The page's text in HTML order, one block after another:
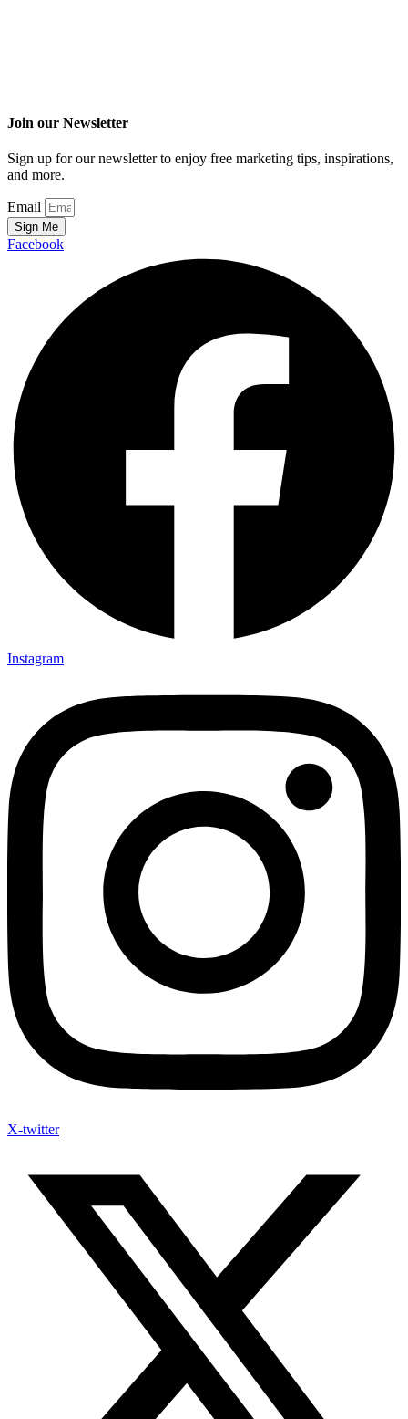
Join our Newsletter
Sign up for our newsletter to enjoy free marketing tips, inspirations,
and more.
Email
Sign Me
Facebook
Instagram
X-twitter